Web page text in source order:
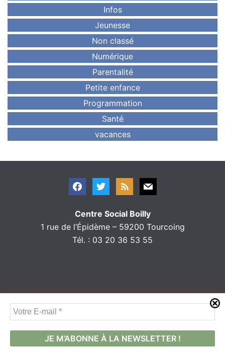
V
o
t
Infos
Jeunesse
Non classé
Numérique
Parentalité
Petite enfance
Programmation
Santé
vacances
Centre Social Boilly
1 rue de l’Épidème – 59200 Tourcoing
Tél. : 03 20 36 53 55
© 2020Centre Social Boilly|Nous contacter|Mentions légales